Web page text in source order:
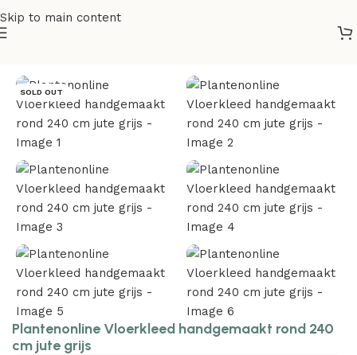
Skip to main content
SOLD OUT
Plantenonline Vloerkleed handgemaakt rond 240
cm jute grijs